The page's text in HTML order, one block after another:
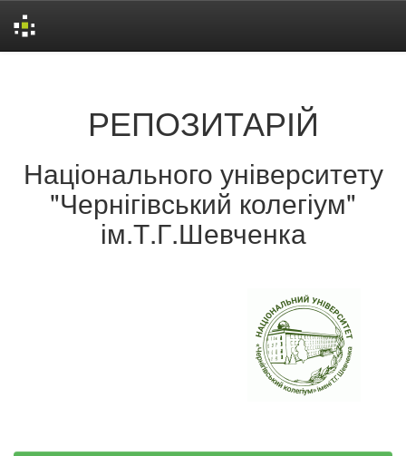
РЕПОЗИТАРІЙ
Національного університету
"Чернігівський колегіум"
ім.Т.Г.Шевченка